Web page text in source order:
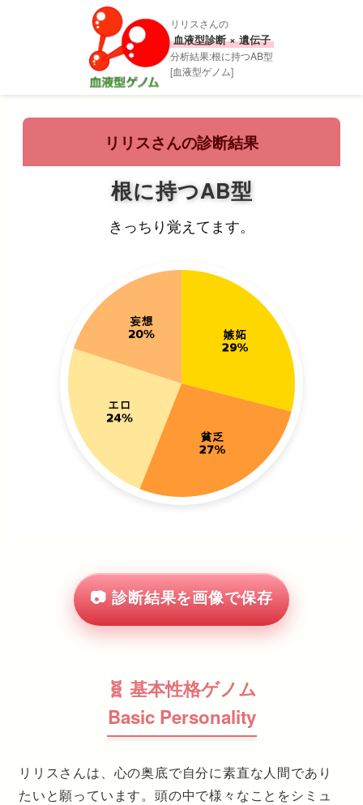
リリスさんの
血液型診断 × 遺伝子
分析結果:根に持つAB型
[血液型ゲノム]
リリスさんの診断結果
根に持つAB型
きっちり覚えてます。
📷 診断結果を画像で保存
🧬 基本性格ゲノム
Basic Personality
リリスさんは、心の奥底で自分に素直な人間であり
たいと願っています。頭の中で様々なことをシミュ